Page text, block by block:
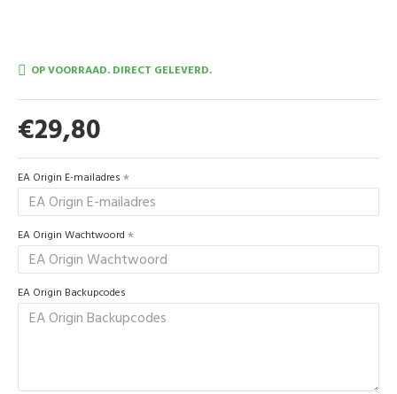
€29,80
OP VOORRAAD. DIRECT GELEVERD.
EA Origin E-mailadres
EA Origin Wachtwoord
EA Origin Backupcodes